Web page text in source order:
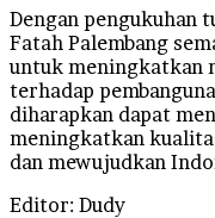
Dengan pengukuhan
Fatah Palembang
untuk meningkatkan
terhadap
diharapkan dapat
meningkatkan
dan mewujudkan
Editor: Dudy